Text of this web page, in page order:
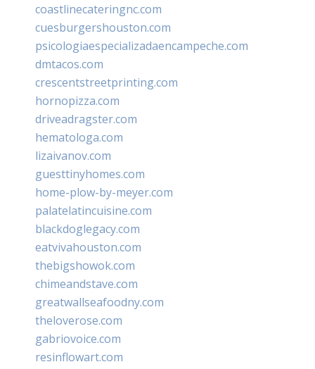
coastlinecateringnc.com
cuesburgershouston.com
psicologiaespecializadaencampeche.com
dmtacos.com
crescentstreetprinting.com
hornopizza.com
driveadragster.com
hematologa.com
lizaivanov.com
guesttinyhomes.com
home-plow-by-meyer.com
palatelatincuisine.com
blackdoglegacy.com
eatvivahouston.com
thebigshowok.com
chimeandstave.com
greatwallseafoodny.com
theloverose.com
gabriovoice.com
resinflowart.com